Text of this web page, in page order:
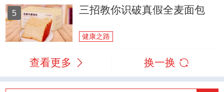
5 三招教你识破真假全麦面包
健康之路
查看更多 换一换